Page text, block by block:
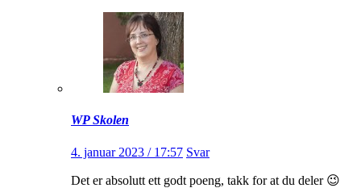
WP Skolen
4. januar 2023 / 17:57 Svar
Det er absolutt ett godt poeng, takk for at du deler 😉